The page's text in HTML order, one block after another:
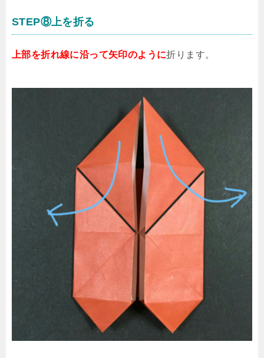
STEP⑧上を折る
上部を折れ線に沿って矢印のように折ります。